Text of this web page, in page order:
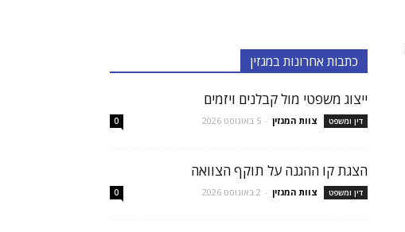
כתבות אחרונות במגזין
ייצוג משפטי מול קבלנים ויזמים
דין ומשפט צוות המגזין - 5 באוגוסט 2026 0
הצגת קו ההגנה על תוקף הצוואה
דין ומשפט צוות המגזין - 2 באוגוסט 2026 0